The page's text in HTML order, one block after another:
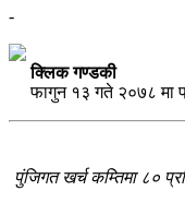
-
क्लिक गण्डकी
फागुन १३ गते २०७८ मा
पुंजिगत खर्च कम्तिमा ८०